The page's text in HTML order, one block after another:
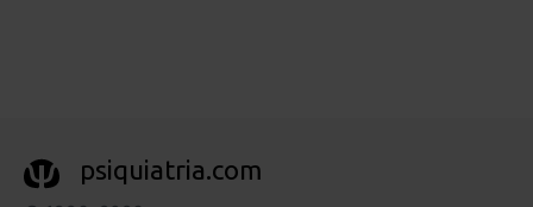
psiquiatria.com